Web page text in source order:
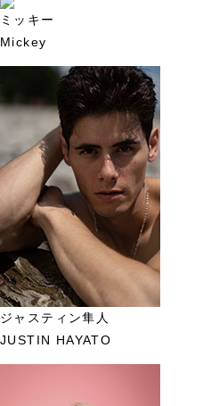
ミッキー
Mickey
ジャスティン隼人
JUSTIN HAYATO